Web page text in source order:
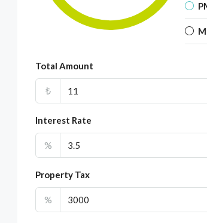
Total Amount
₺
Interest Rate
%
Property Tax
%